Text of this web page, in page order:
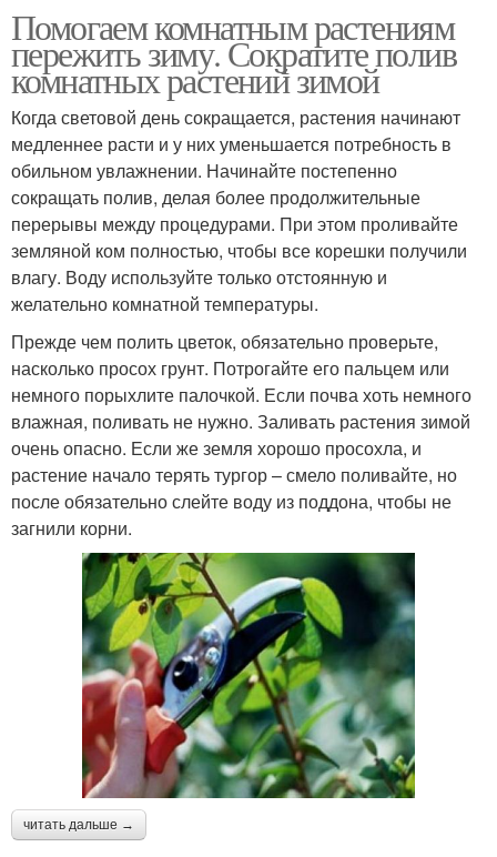
Помогаем комнатным растениям
пережить зиму. Сократите полив
комнатных растений зимой
Когда световой день сокращается, растения начинают
медленнее расти и у них уменьшается потребность в
обильном увлажнении. Начинайте постепенно
сокращать полив, делая более продолжительные
перерывы между процедурами. При этом проливайте
земляной ком полностью, чтобы все корешки получили
влагу. Воду используйте только отстоянную и
желательно комнатной температуры.
Прежде чем полить цветок, обязательно проверьте,
насколько просох грунт. Потрогайте его пальцем или
немного порыхлите палочкой. Если почва хоть немного
влажная, поливать не нужно. Заливать растения зимой
очень опасно. Если же земля хорошо просохла, и
растение начало терять тургор – смело поливайте, но
после обязательно слейте воду из поддона, чтобы не
загнили корни.
читать дальше →